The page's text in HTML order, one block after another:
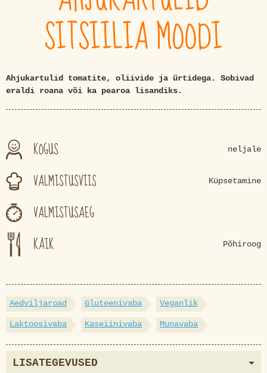
SITSIILIA MOODI
Ahjukartulid tomatite, oliivide ja ürtidega. Sobivad
eraldi roana või ka pearoa lisandiks.
KOGUS neljale
VALMISTUSVIIS Küpsetamine
VALMISTUSAEG
KÄIK
Põhiroog
Aedviljaroad Gluteenivaba Veganlik
Laktoosivaba Kaseiinivaba Munavaba
LISATEGEVUSED